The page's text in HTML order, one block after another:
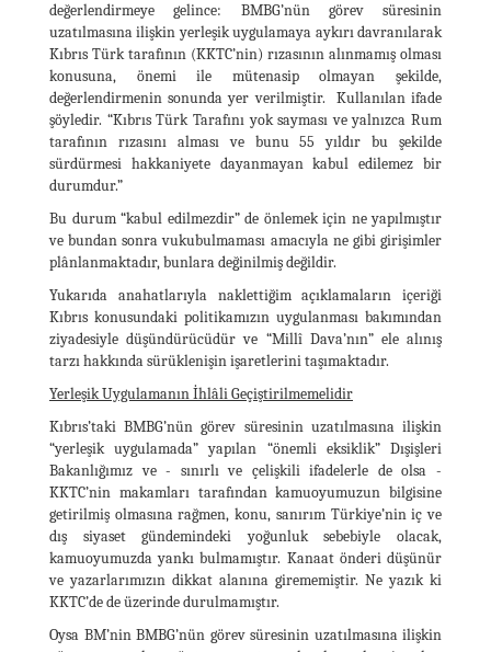
değerlendirmeye gelince: BMBG’nün görev süresinin
uzatılmasına ilişkin yerleşik uygulamaya aykırı davranılarak
Kıbrıs Türk tarafının (KKTC’nin) rızasının alınmamış olması
konusuna, önemi ile mütenasip olmayan şekilde,
değerlendirmenin sonunda yer verilmiştir. Kullanılan ifade
şöyledir. “Kıbrıs Türk Tarafını yok sayması ve yalnızca Rum
tarafının rızasını alması ve bunu 55 yıldır bu şekilde
sürdürmesi hakkaniyete dayanmayan kabul edilemez bir
durumdur.”
Bu durum “kabul edilmezdir” de önlemek için ne yapılmıştır
ve bundan sonra vukubulmaması amacıyla ne gibi girişimler
plânlanmaktadır, bunlara değinilmiş değildir.
Yukarıda anahatlarıyla naklettiğim açıklamaların içeriği
Kıbrıs konusundaki politikamızın uygulanması bakımından
ziyadesiyle düşündürücüdür ve “Millî Dava’nın” ele alınış
tarzı hakkında sürüklenişin işaretlerini taşımaktadır.
Yerleşik Uygulamanın İhlâli Geçiştirilmemelidir
Kıbrıs’taki BMBG’nün görev süresinin uzatılmasına ilişkin
“yerleşik uygulamada” yapılan “önemli eksiklik” Dışişleri
Bakanlığımız ve - sınırlı ve çelişkili ifadelerle de olsa -
KKTC’nin makamları tarafından kamuoyumuzun bilgisine
getirilmiş olmasına rağmen, konu, sanırım Türkiye’nin iç ve
dış siyaset gündemindeki yoğunluk sebebiyle olacak,
kamuoyumuzda yankı bulmamıştır. Kanaat önderi düşünür
ve yazarlarımızın dikkat alanına girememiştir. Ne yazık ki
KKTC’de de üzerinde durulmamıştır.
Oysa BM’nin BMBG’nün görev süresinin uzatılmasına ilişkin